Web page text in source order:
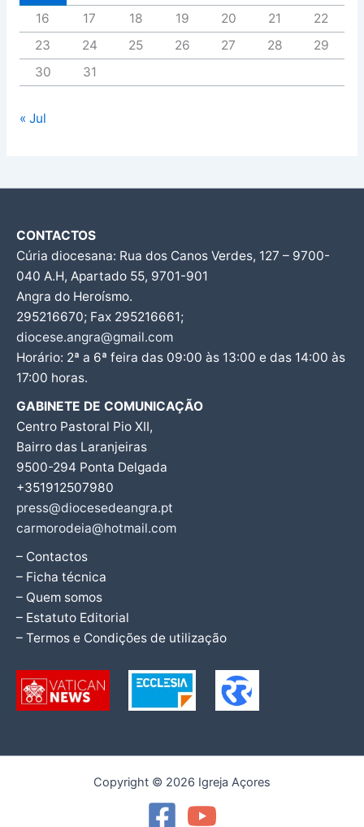
16
17 18 19 20 21
22
23
24 25 26 27 28
29
30
31
« Jul
CONTACTOS
Cúria diocesana: Rua dos Canos Verdes, 127 – 9700-
040 A.H, Apartado 55, 9701-901
Angra do Heroísmo.
295216670; Fax 295216661;
diocese.angra@gmail.com
Horário: 2ª a 6ª feira das 09:00 às 13:00 e das 14:00 às
17:00 horas.
GABINETE DE COMUNICAÇÃO
Centro Pastoral Pio XII,
Bairro das Laranjeiras
9500-294 Ponta Delgada
+351912507980
press@diocesedeangra.pt
carmorodeia@hotmail.com
– Contactos
– Ficha técnica
– Quem somos
– Estatuto Editorial
– Termos e Condições de utilização
Copyright © 2026 Igreja Açores